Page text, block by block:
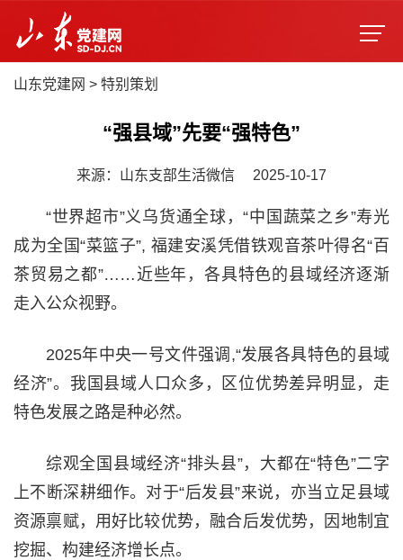
山东党建网 > 特别策划
“强县域”先要“强特色”
来源：山东支部生活微信 2025-10-17
“世界超市”义乌货通全球，“中国蔬菜之乡”寿光
成为全国“菜篮子”, 福建安溪凭借铁观音茶叶得名“百
茶贸易之都”……近些年，各具特色的县域经济逐渐
走入公众视野。
2025年中央一号文件强调,“发展各具特色的县域
经济”。我国县域人口众多，区位优势差异明显，走
特色发展之路是种必然。
综观全国县域经济“排头县”，大都在“特色”二字
上不断深耕细作。对于“后发县”来说，亦当立足县域
资源禀赋，用好比较优势，融合后发优势，因地制宜
挖掘、构建经济增长点。